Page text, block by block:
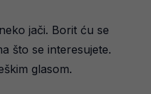
jači. Borit ću se
što se interesujete.
glasom.